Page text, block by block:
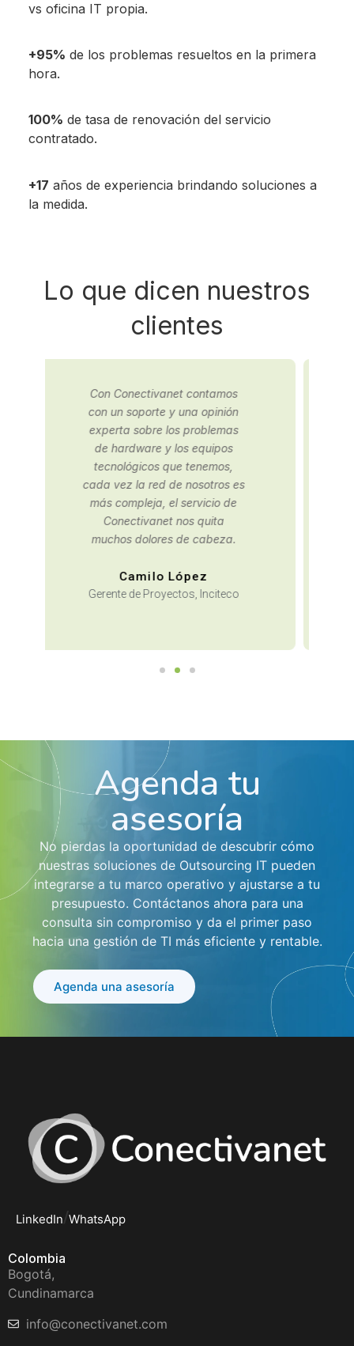
vs oficina IT propia.
+95% de los problemas resueltos en la primera
hora.
100% de tasa de renovación del servicio
contratado.
+17 años de experiencia brindando soluciones a
la medida.
Lo que dicen nuestros
clientes
Contactamos a Conectivanet
para una consultaría de
infraestructura IT, gracias a
los buenos resultados,
decidimos tercerizar nuestra
oficina de sistemas con ellos.
David Moreno
Área de Planeación,
Agenda tu
asesoría
No pierdas la oportunidad de descubrir cómo
nuestras soluciones de Outsourcing IT pueden
integrarse a tu marco operativo y ajustarse a tu
presupuesto. Contáctanos ahora para una
consulta sin compromiso y da el primer paso
hacia una gestión de TI más eficiente y rentable.
Agenda una asesoría
LinkedIn/WhatsApp
Colombia
Bogotá,
Cundinamarca
info@conectivanet.com